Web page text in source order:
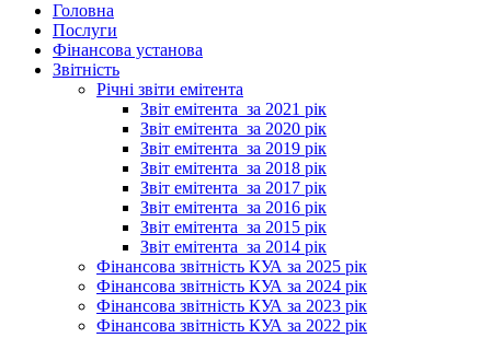
Головна
Послуги
Фінансова установа
Звітність
Річні звіти емітента
Звіт емітента_за 2021 рік
Звіт емітента_за 2020 рік
Звіт емітента_за 2019 рік
Звіт емітента_за 2018 рік
Звіт емітента_за 2017 рік
Звіт емітента_за 2016 рік
Звіт емітента_за 2015 рік
Звіт емітента_за 2014 рік
Фінансова звітність КУА за 2025 рік
Фінансова звітність КУА за 2024 рік
Фінансова звітність КУА за 2023 рік
Фінансова звітність КУА за 2022 рік